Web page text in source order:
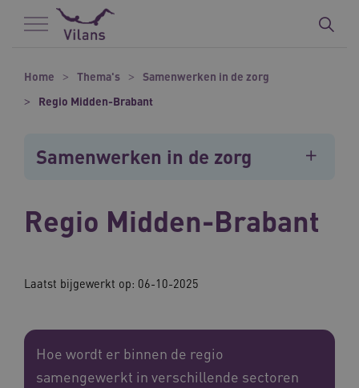
Naar hoofdinhoud
Naar footer
Home Thema's
Samenwerken in de zorg
Regio Midden-Brabant
Samenwerken in de zorg
Regio Midden-Brabant
Laatst bijgewerkt op: 06-10-2025
Hoe wordt er binnen de regio
samengewerkt in verschillende sectoren